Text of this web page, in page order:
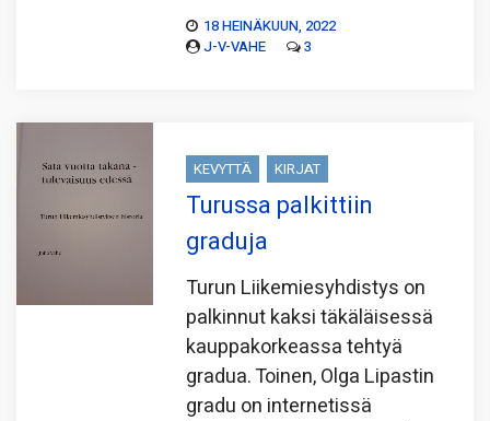
18 HEINÄKUUN, 2022
J-V-VAHE
3
KEVYTTÄ KIRJAT
Turussa palkittiin
graduja
Turun Liikemiesyhdistys on
palkinnut kaksi täkäläisessä
kauppakorkeassa tehtyä
gradua. Toinen, Olga Lipastin
gradu on internetissä